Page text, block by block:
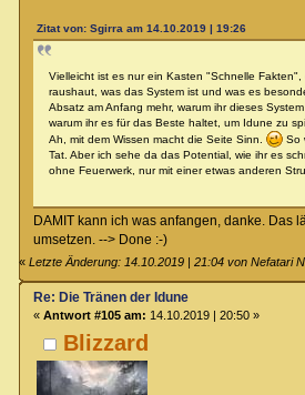
Zitat von: Sgirra am 14.10.2019 | 19:26
Vielleicht ist es nur ein Kasten "Schnelle
raushaut, was das System ist und was es
Absatz am Anfang mehr, warum ihr dieses
warum ihr es für das Beste haltet, um Idune zu
Ah, mit dem Wissen macht die Seite Sinn.
So
Tat. Aber ich sehe da das Potential, wie ihr es
ohne Feuerwerk, nur mit einer etwas anderen
DAMIT kann ich was anfangen, danke. Das
umsetzen. --> Done :-)
«Letzte Änderung: 14.10.2019 | 21:04 von Nefatari
Blizzard
Re: Die Tränen der Idune
« Antwort #105 am: 14.10.2019 | 20:50 »